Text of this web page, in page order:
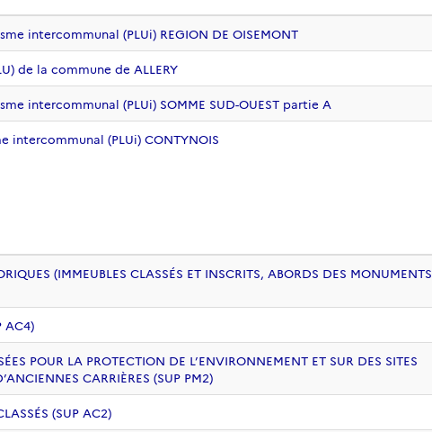
intercommunal (PLUi) REGION DE OISEMONT
de la commune de ALLERY
intercommunal (PLUi) SOMME SUD-OUEST partie A
intercommunal (PLUi) CONTYNOIS
(IMMEUBLES CLASSÉS ET INSCRITS, ABORDS DES MONUMENTS
AC4)
POUR LA PROTECTION DE L’ENVIRONNEMENT ET SUR DES SITES
CARRIÈRES (SUP PM2)
(SUP AC2)